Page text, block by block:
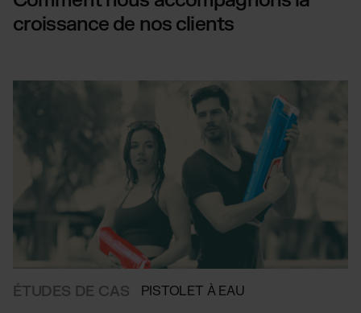
croissance de nos clients
ÉTUDES DE CAS PISTOLET À EAU